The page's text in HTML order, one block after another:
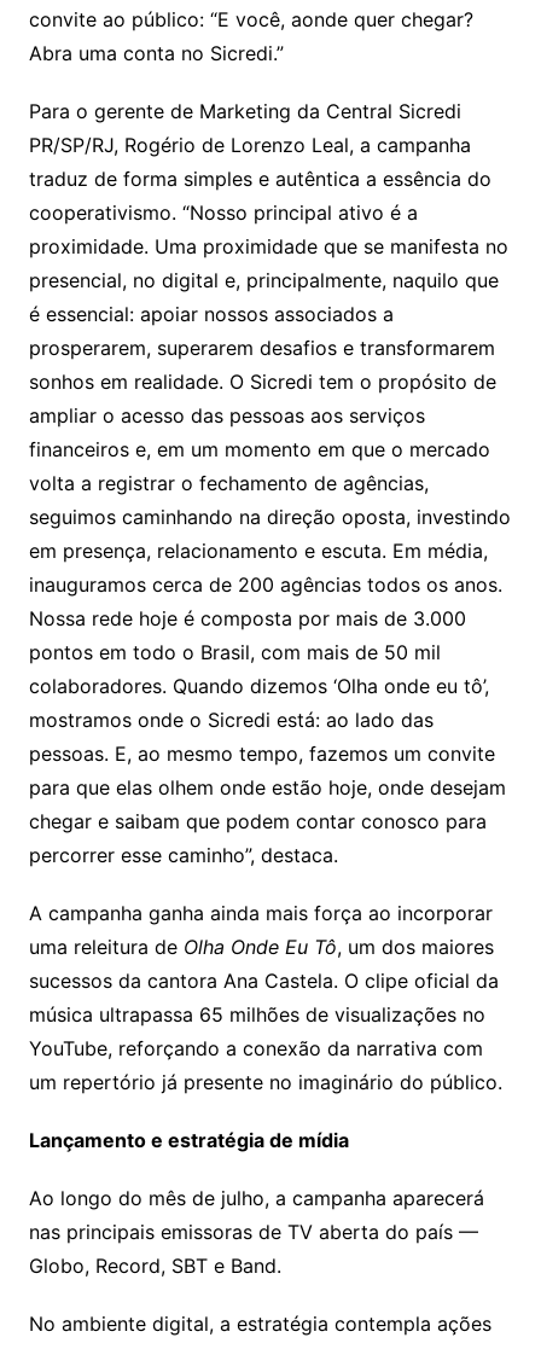
convite ao público: “E você, aonde quer chegar?
Abra uma conta no Sicredi.”
Para o gerente de Marketing da Central Sicredi
PR/SP/RJ, Rogério de Lorenzo Leal, a campanha
traduz de forma simples e autêntica a essência do
cooperativismo. “Nosso principal ativo é a
proximidade. Uma proximidade que se manifesta no
presencial, no digital e, principalmente, naquilo que
é essencial: apoiar nossos associados a
prosperarem, superarem desafios e transformarem
sonhos em realidade. O Sicredi tem o propósito de
ampliar o acesso das pessoas aos serviços
financeiros e, em um momento em que o mercado
volta a registrar o fechamento de agências,
seguimos caminhando na direção oposta, investindo
em presença, relacionamento e escuta. Em média,
inauguramos cerca de 200 agências todos os anos.
Nossa rede hoje é composta por mais de 3.000
pontos em todo o Brasil, com mais de 50 mil
colaboradores. Quando dizemos ‘Olha onde eu tô’,
mostramos onde o Sicredi está: ao lado das
pessoas. E, ao mesmo tempo, fazemos um convite
para que elas olhem onde estão hoje, onde desejam
chegar e saibam que podem contar conosco para
percorrer esse caminho”, destaca.
A campanha ganha ainda mais força ao incorporar
uma releitura de Olha Onde Eu Tô, um dos maiores
sucessos da cantora Ana Castela. O clipe oficial da
música ultrapassa 65 milhões de visualizações no
YouTube, reforçando a conexão da narrativa com
um repertório já presente no imaginário do público.
Lançamento e estratégia de mídia
Ao longo do mês de julho, a campanha aparecerá
nas principais emissoras de TV aberta do país —
Globo, Record, SBT e Band.
No ambiente digital, a estratégia contempla ações